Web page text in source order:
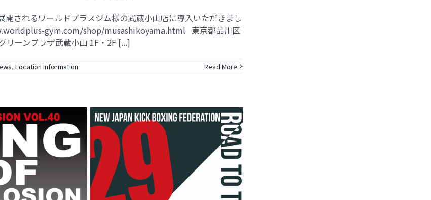
開されるワールドプラスジム様の武蔵小山店に導入いただきまし
gym.com/shop/musashikoyama.html 東京都品川区
リーンプラザ武蔵小山 1F・2F [...]
, Location Information Read More